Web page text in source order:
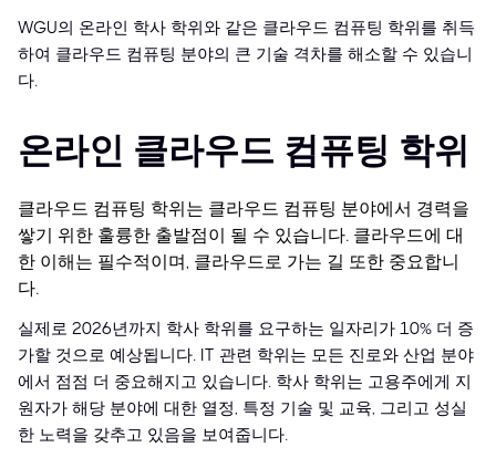
WGU의 온라인 학사 학위와 같은 클라우드 컴퓨팅 학위를 취득
하여 클라우드 컴퓨팅 분야의 큰 기술 격차를 해소할 수 있습니
다.
온라인 클라우드 컴퓨팅 학위
클라우드 컴퓨팅 학위는 클라우드 컴퓨팅 분야에서 경력을
쌓기 위한 훌륭한 출발점이 될 수 있습니다. 클라우드에 대
한 이해는 필수적이며, 클라우드로 가는 길 또한 중요합니
다.
실제로 2026년까지 학사 학위를 요구하는 일자리가 10% 더 증
가할 것으로 예상됩니다. IT 관련 학위는 모든 진로와 산업 분야
에서 점점 더 중요해지고 있습니다. 학사 학위는 고용주에게 지
원자가 해당 분야에 대한 열정, 특정 기술 및 교육, 그리고 성실
한 노력을 갖추고 있음을 보여줍니다.